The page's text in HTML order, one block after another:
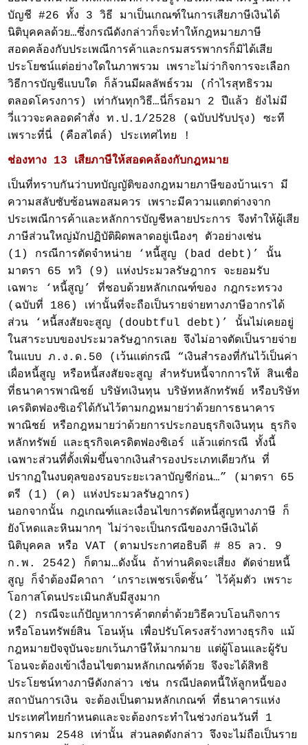
บัญชี #26 ทั้ง 3 วิธี มาเป็นเกณฑ์ในการเสียภาษีเงินได้
นิติบุคคลด้วย…ซึ่งกรณีดังกล่าวก็จะทำให้กฎหมายภาษี
สอดคล้องกับประเพณีการค้าและกรมสรรพากรก็มิได้เสีย
ประโยชน์แต่อย่างใดในภาพรวม เพราะไม่ว่ากิจการจะเลือก
วิธีการบัญชีแบบใด ก็ล้วนมีผลลัพธ์รวม (กำไรสุทธิรวม
ตลอดโครงการ) เท่ากันทุกวิธี…นี่ก็รอมา 2 ปีแล้ว ยังไม่มี
วี่แววจะคลอดคำสั่ง ท.ป.1/2528 (ฉบับปรับปรุง) ซะที
เพราะที่นี่ (คือสไตล์) ประเทศไทย !
ช่องทาง 13 เสียภาษีให้สอดคล้องกับกฎหมาย
เป็นที่ทราบกันว่าบทบัญญัติของกฎหมายภาษีของบ้านเรา มี
ความสลับซับซ้อนพอสมควร เพราะมีความแตกต่างจาก
ประเพณีการค้าและหลักการบัญชีหลายประการ จึงทำให้ผู้เสีย
ภาษีส่วนใหญ่มักปฏิบัติผิดพลาดอยู่เนืองๆ ตัวอย่างเช่น
(1) กรณีการตัดจำหน่าย ‘หนี้สูญ (bad debt)’ นั้น
มาตรา 65 ทวิ (9) แห่งประมวลรัษฎากร จะยอมรับ
เฉพาะ ‘หนี้สูญ’ ที่ชอบด้วยหลักเกณฑ์ของ กฎกระทรวง
(ฉบับที่ 186) เท่านั้นที่จะถือเป็นรายจ่ายทางภาษีอากรได้
ส่วน ‘หนี้สงสัยจะสูญ (doubtful debt)’ นั้นไม่เคยอยู่
ในสาระบบของประมวลรัษฎากรเลย จึงไม่อาจตัดเป็นรายจ่าย
ในแบบ ภ.ง.ด.50 (เว้นแต่กรณี “เงินสำรองที่กันไว้เป็นค่า
เผื่อหนี้สูญ หรือหนี้สงสัยจะสูญ สำหรับหนี้จากการให้ สินเชื่อ
ที่ธนาคารพาณิชย์ บริษัทเงินทุน บริษัทหลักทรัพย์ หรือบริษัท
เครดิตฟองซิเอร์ได้กันไว้ตามกฎหมายว่าด้วยการธนาคาร
พาณิชย์ หรือกฎหมายว่าด้วยการประกอบธุรกิจเงินทุน ธุรกิจ
หลักทรัพย์ และธุรกิจเครดิตฟองซิเอร์ แล้วแต่กรณี ทั้งนี้
เฉพาะส่วนที่ตั้งเพิ่มขึ้นจากเงินสำรองประเภทเดียวกัน ที่
ปรากฏในงบดุลของรอบระยะเวลาบัญชีก่อน…” (มาตรา 65
ตรี (1) (ค) แห่งประมวลรัษฎากร)
นอกจากนั้น กฎเกณฑ์และเงื่อนไขการตัดหนี้สูญทางภาษี ก็
ยังโหดและหินมากๆ ไม่ว่าจะเป็นกรณีของภาษีเงินได้
นิติบุคคล หรือ VAT (ตามประกาศอธิบดี # 85 ลว. 9
ก.พ. 2542) ก็ตาม…ดังนั้น ถ้าท่านคิดจะเสี่ยง ตัดจ่ายหนี้
สูญ ก็จำต้องมีคาถา ‘เกราะเพชรเจ็ดชั้น’ ไว้คุ้มตัว เพราะ
โอกาสโดนประเมินกลับมีสูงมาก
(2) กรณีจะแก้ปัญหาการค้าตกต่ำด้วยวิธีควบโอนกิจการ
หรือโอนทรัพย์สิน โอนหุ้น เพื่อปรับโครงสร้างทางธุรกิจ แม้
กฎหมายปัจจุบันจะยกเว้นภาษีให้มากมาย แต่ผู้โอนและผู้รับ
โอนจะต้องเข้าเงื่อนไขตามหลักเกณฑ์ด้วย จึงจะได้สิทธิ
ประโยชน์ทางภาษีดังกล่าว เช่น กรณีปลดหนี้ให้ลูกหนี้ของ
สถาบันการเงิน จะต้องเป็นตามหลักเกณฑ์ ที่ธนาคารแห่ง
ประเทศไทยกำหนดและจะต้องกระทำในช่วงก่อนวันที่ 1
มกราคม 2548 เท่านั้น ส่วนลดดังกล่าว จึงจะไม่ถือเป็นราย